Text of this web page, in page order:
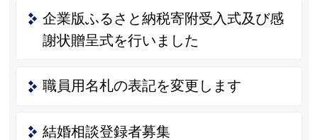
企業版ふるさと納税寄附受入式及び感
謝状贈呈式を行いました
職員用名札の表記を変更します
結婚相談登録者募集